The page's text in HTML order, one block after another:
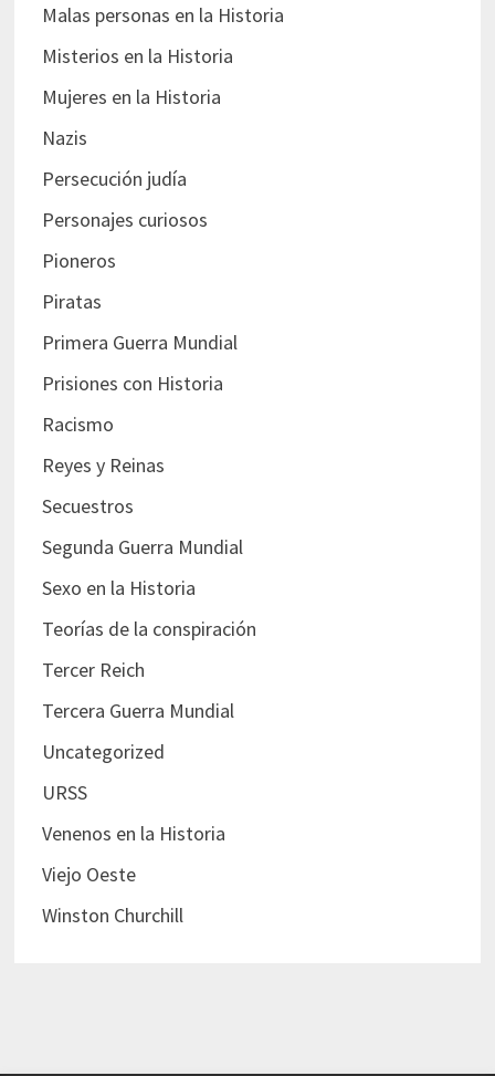
Malas personas en la Historia
Misterios en la Historia
Mujeres en la Historia
Nazis
Persecución judía
Personajes curiosos
Pioneros
Piratas
Primera Guerra Mundial
Prisiones con Historia
Racismo
Reyes y Reinas
Secuestros
Segunda Guerra Mundial
Sexo en la Historia
Teorías de la conspiración
Tercer Reich
Tercera Guerra Mundial
Uncategorized
URSS
Venenos en la Historia
Viejo Oeste
Winston Churchill